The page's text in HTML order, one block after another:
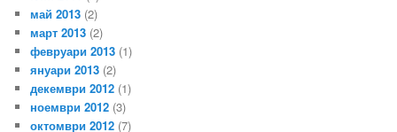
май 2013 (2)
март 2013 (2)
февруари 2013 (1)
януари 2013 (2)
декември 2012 (1)
ноември 2012 (3)
октомври 2012 (7)